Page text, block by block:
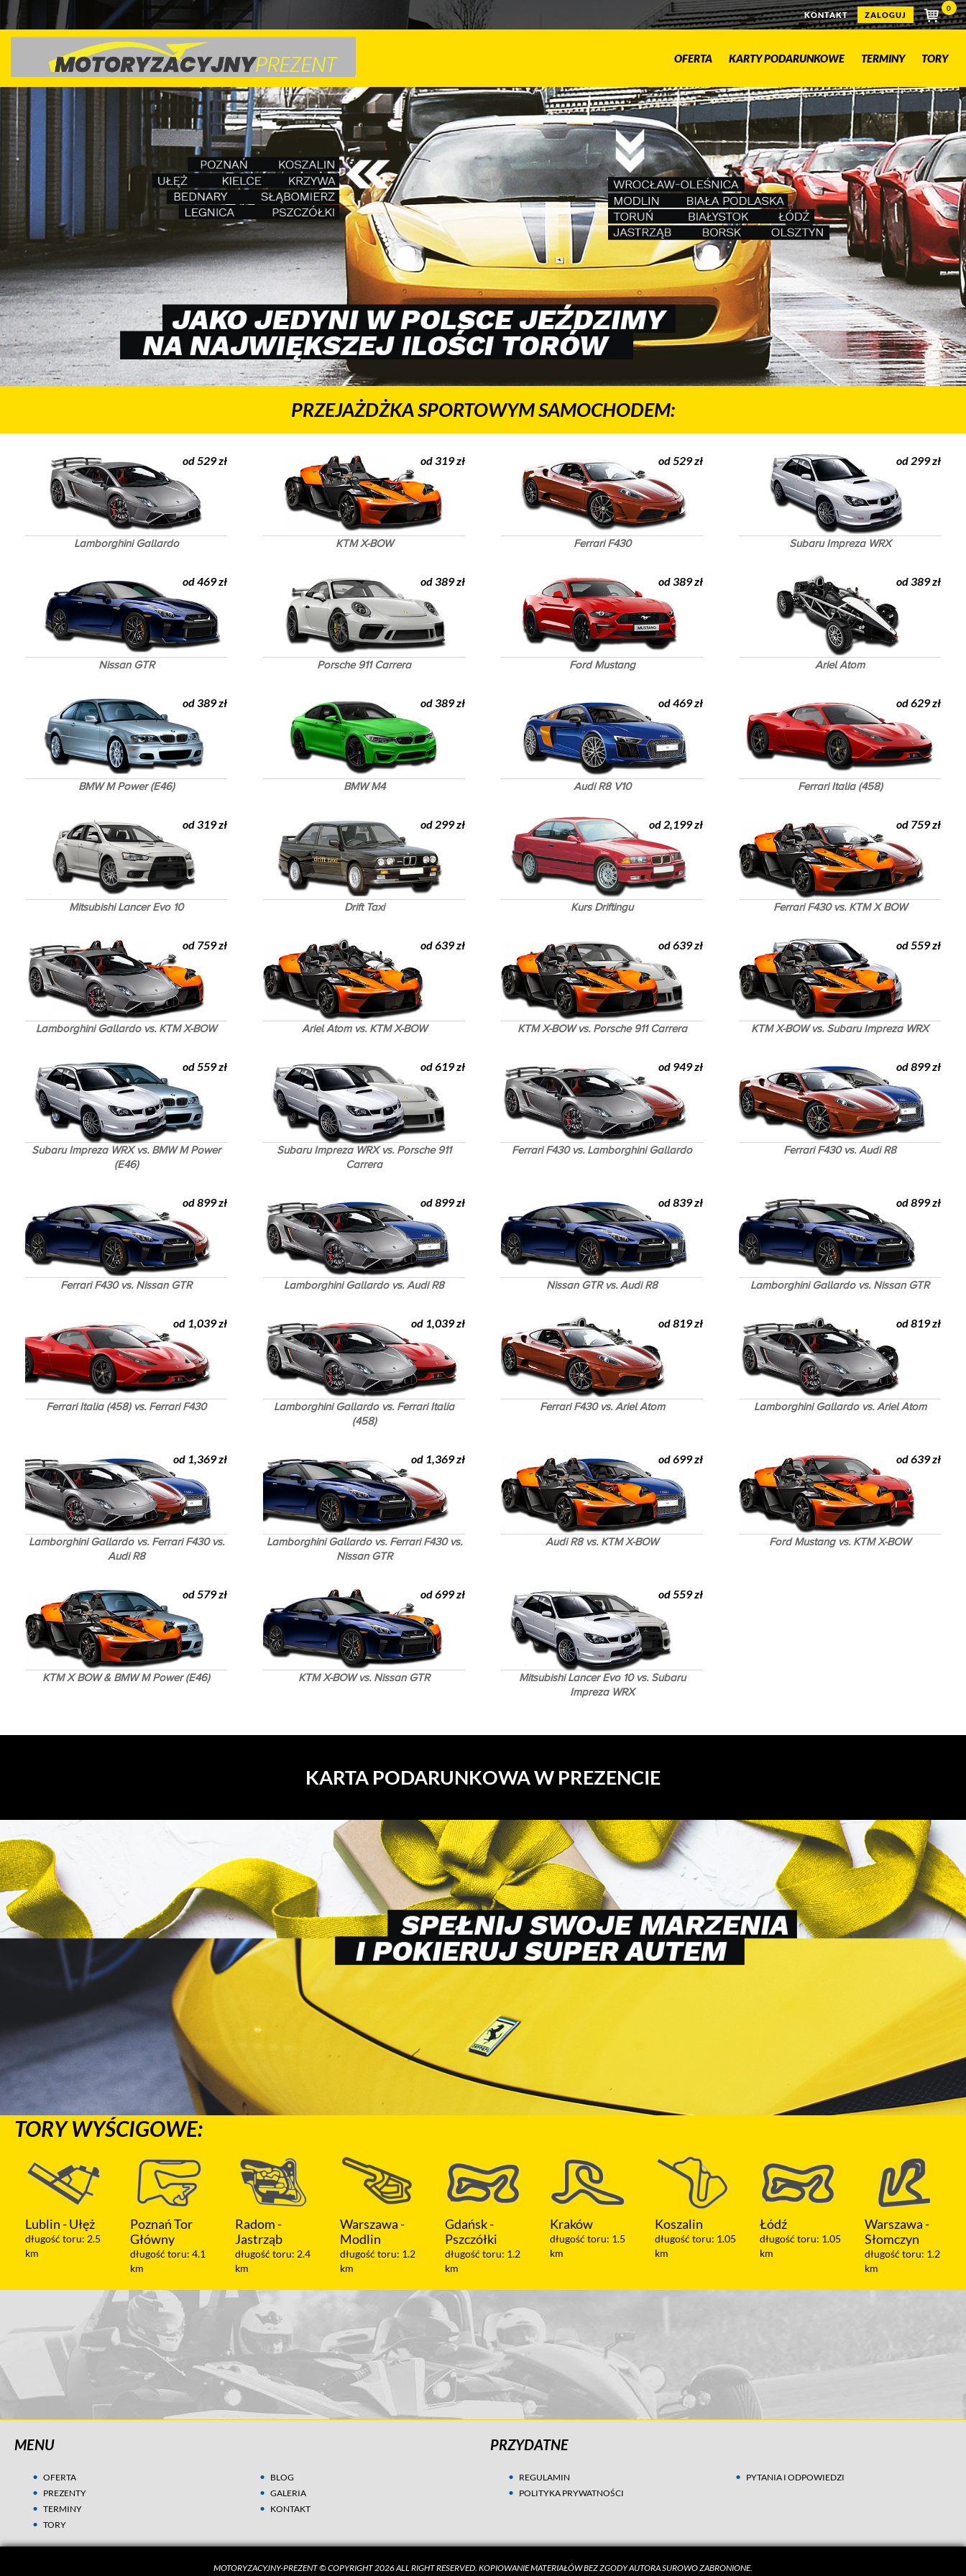
KONTAKT ZALOGUJ
0
OFERTA KARTY PODARUNKOWE TERMINY TORY
PRZEJAŻDŻKA SPORTOWYM SAMOCHODEM:
Lamborghini Gallardo
od 529 zł
KTM X-BOW
od 319 zł
Ferrari F430
od 529 zł
Subaru Impreza WRX
od 299 zł
Nissan GTR
od 469 zł
Porsche 911 Carrera
od 389 zł
Ford Mustang
od 389 zł
Ariel Atom
od 389 zł
BMW M Power (E46)
od 389 zł
BMW M4
od 389 zł
Audi R8 V10
od 469 zł
Ferrari Italia (458)
od 629 zł
Mitsubishi Lancer Evo 10
od 319 zł
Drift Taxi
od 299 zł
Kurs Driftingu
od 2,199 zł
Ferrari F430 vs. KTM X BOW
od 759 zł
Lamborghini Gallardo vs. KTM X-BOW
od 759 zł
Ariel Atom vs. KTM X-BOW
od 639 zł
KTM X-BOW vs. Porsche 911 Carrera
od 639 zł
KTM X-BOW vs. Subaru Impreza WRX
od 559 zł
Subaru Impreza WRX vs. BMW M Power
(E46)
od 559 zł
Subaru Impreza WRX vs. Porsche 911
Carrera
od 619 zł
Ferrari F430 vs. Lamborghini Gallardo
od 949 zł
Ferrari F430 vs. Audi R8
od 899 zł
Ferrari F430 vs. Nissan GTR
od 899 zł
Lamborghini Gallardo vs. Audi R8
od 899 zł
Nissan GTR vs. Audi R8
od 839 zł
Lamborghini Gallardo vs. Nissan GTR
od 899 zł
Ferrari Italia (458) vs. Ferrari F430
od 1,039 zł
Lamborghini Gallardo vs. Ferrari Italia
(458)
od 1,039 zł
Ferrari F430 vs. Ariel Atom
od 819 zł
Lamborghini Gallardo vs. Ariel Atom
od 819 zł
Lamborghini Gallardo vs. Ferrari F430 vs.
Audi R8
od 1,369 zł
Lamborghini Gallardo vs. Ferrari F430 vs.
Nissan GTR
od 1,369 zł
Audi R8 vs. KTM X-BOW
od 699 zł
Ford Mustang vs. KTM X-BOW
od 639 zł
KTM X BOW & BMW M Power (E46)
od 579 zł
KTM X-BOW vs. Nissan GTR
od 699 zł
Mitsubishi Lancer Evo 10 vs. Subaru
Impreza WRX
od 559 zł
KARTA PODARUNKOWA W PREZENCIE
TORY WYŚCIGOWE:
Poznań Tor
Główny
długość toru: 4.1
Radom -
Jastrząb
długość toru: 2.4
km
Warszawa -
Modlin
długość toru: 1.2
km
Gdańsk -
Pszczółki
długość toru: 1.2
km
Kraków
długość toru: 1.5
km
Koszalin
długość toru: 1.05
km
Łódź
długość toru: 1.05
km
Warszawa -
Słomczyn
długość toru: 1.2
Olsztyn
długość toru: 2 km
MENU
OFERTA
PREZENTY
TERMINY
TORY
BLOG
GALERIA
KONTAKT
PRZYDATNE
REGULAMIN
POLITYKA PRYWATNOŚCI
PYTANIA I ODPOWIEDZI
Aby poszukiwania prezentu były jeszcze lepsze, używamy ciasteczek (ang. cookies) w celach statystycznych i marketingowych. Przeczytaj więcej wPolityce Prywatności
MOTORYZACYJNY-PREZENT © COPYRIGHT 2026 ALL RIGHT RESERVED. KOPIOWANIE MATERIAŁÓW BEZ ZGODY AUTORA SUROWO ZABRONIONE.